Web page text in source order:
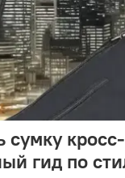
сумку
гид по